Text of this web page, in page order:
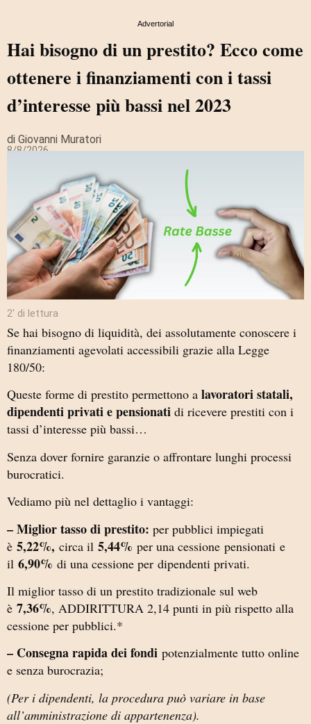
Advertorial
Hai bisogno di un prestito? Ecco come
ottenere i finanziamenti con i tassi
d’interesse più bassi nel 2023
di Giovanni Muratori
8/8/2026
2′ di lettura
Se hai bisogno di liquidità, dei assolutamente conoscere i
finanziamenti agevolati accessibili grazie alla Legge
180/50:
Queste forme di prestito permettono a lavoratori statali,
dipendenti privati e pensionati di ricevere prestiti con i
tassi d’interesse più bassi…
Senza dover fornire garanzie o affrontare lunghi processi
burocratici.
Vediamo più nel dettaglio i vantaggi:
– Miglior tasso di prestito: per pubblici impiegati
è 5,22%, circa il 5,44% per una cessione pensionati e
il 6,90% di una cessione per dipendenti privati.
Il miglior tasso di un prestito tradizionale sul web
è 7,36%, ADDIRITTURA 2,14 punti in più rispetto alla
cessione per pubblici.*
– Consegna rapida dei fondi potenzialmente tutto online
e senza burocrazia;
(Per i dipendenti, la procedura può variare in base
all’amministrazione di appartenenza).